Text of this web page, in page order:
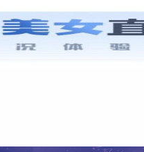
紫微基础 宫位体系